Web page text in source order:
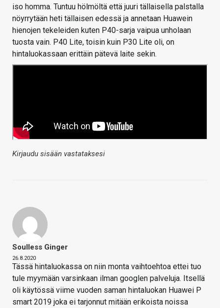
iso homma. Tuntuu hölmöltä että juuri tällaisella palstalla
nöyrrytään heti tällaisen edessä ja annetaan Huawein
hienojen tekeleiden kuten P40-sarja vaipua unholaan
tuosta vain. P40 Lite, toisin kuin P30 Lite oli, on
hintaluokassaan erittäin pätevä laite sekin.
Kirjaudu sisään vastataksesi
Soulless Ginger
26.8.2020
Tässä hintaluokassa on niin monta vaihtoehtoa ettei tuo
tule myymään varsinkaan ilman googlen palveluja. Itsellä
oli käytössä viime vuoden saman hintaluokan Huawei P
smart 2019 joka ei tarjonnut mitään erikoista noissa